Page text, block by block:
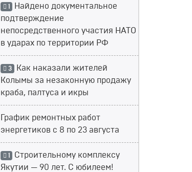
1 Найдено документальное
подтверждение
непосредственного участия НАТО
в ударах по территории РФ
3 Как наказали жителей
Колымы за незаконную продажу
краба, палтуса и икры
График ремонтных работ
энергетиков с 8 по 23 августа
1 Строительному комплексу
Якутии — 90 лет. С юбилеем!